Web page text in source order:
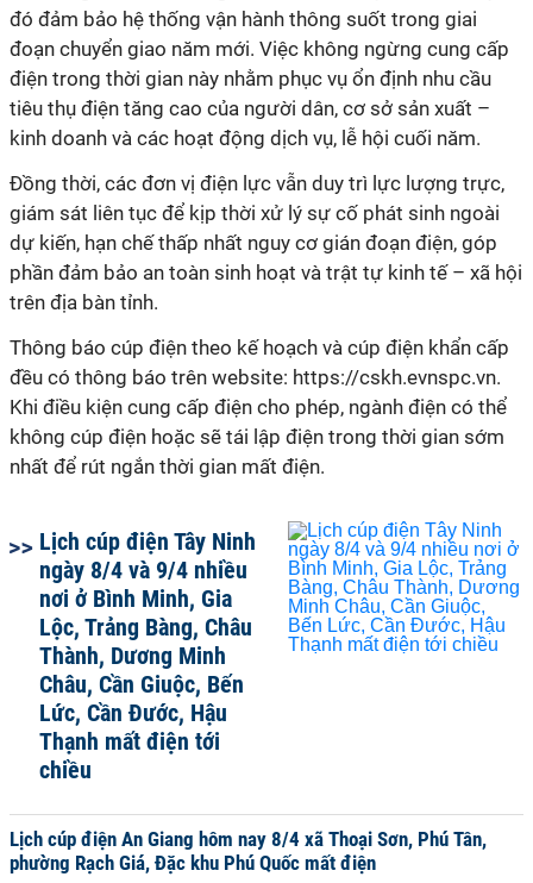
đó đảm bảo hệ thống vận hành thông suốt trong giai
đoạn chuyển giao năm mới. Việc không ngừng cung cấp
điện trong thời gian này nhằm phục vụ ổn định nhu cầu
tiêu thụ điện tăng cao của người dân, cơ sở sản xuất –
kinh doanh và các hoạt động dịch vụ, lễ hội cuối năm.
Đồng thời, các đơn vị điện lực vẫn duy trì lực lượng trực,
giám sát liên tục để kịp thời xử lý sự cố phát sinh ngoài
dự kiến, hạn chế thấp nhất nguy cơ gián đoạn điện, góp
phần đảm bảo an toàn sinh hoạt và trật tự kinh tế – xã hội
trên địa bàn tỉnh.
Thông báo cúp điện theo kế hoạch và cúp điện khẩn cấp
đều có thông báo trên website: https://cskh.evnspc.vn.
Khi điều kiện cung cấp điện cho phép, ngành điện có thể
không cúp điện hoặc sẽ tái lập điện trong thời gian sớm
nhất để rút ngắn thời gian mất điện.
Lịch cúp điện Tây Ninh
ngày 8/4 và 9/4 nhiều
nơi ở Bình Minh, Gia
Lộc, Trảng Bàng, Châu
Thành, Dương Minh
Châu, Cần Giuộc, Bến
Lức, Cần Đước, Hậu
Thạnh mất điện tới
chiều
Lịch cúp điện An Giang hôm nay 8/4 xã Thoại Sơn, Phú Tân,
phường Rạch Giá, Đặc khu Phú Quốc mất điện